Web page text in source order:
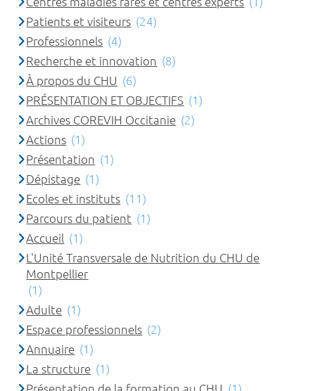
Patients et visiteurs (24)
Professionnels (4)
Recherche et innovation (8)
À propos du CHU (6)
PRÉSENTATION ET OBJECTIFS (1)
Archives COREVIH Occitanie (2)
Actions (1)
Présentation (1)
Dépistage (1)
Ecoles et instituts (11)
Parcours du patient (1)
Accueil (1)
L'Unité Transversale de Nutrition du CHU de
Montpellier
(1)
Adulte (1)
Espace professionnels (2)
Annuaire (1)
La structure (1)